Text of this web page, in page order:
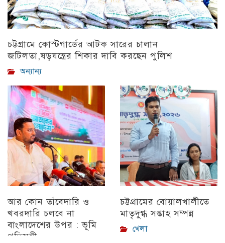
চট্টগ্রামে কোস্টগার্ডের আটক সারের চালান
জটিলতা,ষড়যন্ত্রের শিকার দাবি করছেন পুলিশ
অন্যান্য
আর কোন তাঁবেদারি ও
খবরদারি চলবে না
বাংলাদেশের উপর : ভূমি
প্রতিমন্ত্রী
চট্টগ্রামের বোয়ালখালীতে
মাতৃদুগ্ধ সপ্তাহ সম্পন্ন
খেলা